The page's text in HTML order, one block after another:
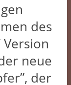
des
Version
neue
der